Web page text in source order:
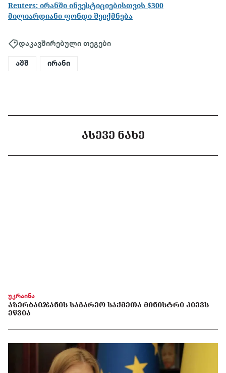
Reuters: ირანში ინვესტიციებისთვის $300
მილიარდიანი ფონდი შეიქმნება
დაკავშირებული თეგები
აშშ ირანი
ᲐᲡᲔᲕᲔ ᲜᲐᲮᲔ
უკრაინა
ᲐᲖᲔᲠᲑᲐᲘᲯᲐᲜᲘᲡ ᲡᲐᲒᲐᲠᲔᲝ ᲡᲐᲥᲛᲔᲗᲐ ᲛᲘᲜᲘᲡᲢᲠᲘ ᲙᲘᲔᲕᲡ
ᲔᲬᲕᲘᲐ